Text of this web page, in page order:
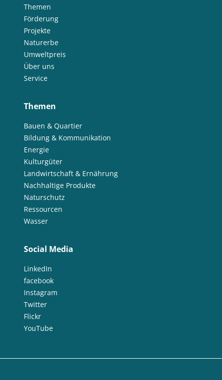
Themen
Förderung
Projekte
Naturerbe
Umweltpreis
Über uns
Service
Themen
Bauen & Quartier
Bildung & Kommunikation
Energie
Kulturgüter
Landwirtschaft & Ernährung
Nachhaltige Produkte
Naturschutz
Ressourcen
Wasser
Social Media
LinkedIn
facebook
Instagram
Twitter
Flickr
YouTube